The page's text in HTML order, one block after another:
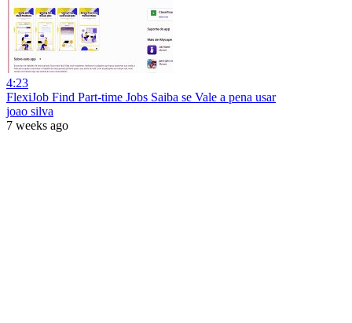
4:23
FlexiJob Find Part-time Jobs Saiba se Vale a pena usar
joao silva
7 weeks ago